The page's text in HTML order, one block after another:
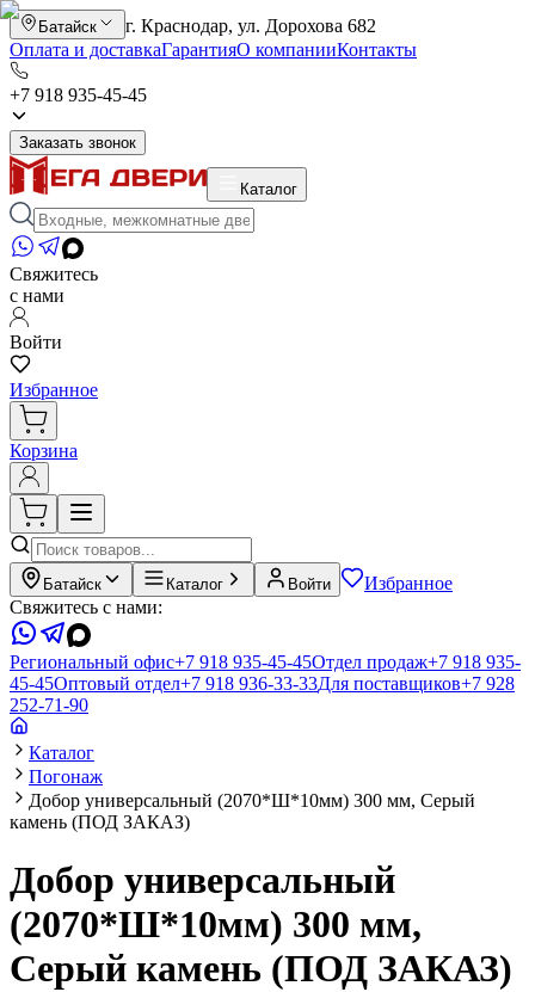
Батайск
г. Краснодар, ул. Дорохова 682
Оплата и доставкаГарантияО компанииКонтакты
+7 918 935-45-45
Заказать звонок
Каталог
Свяжитесь
с нами
Войти
Избранное
Корзина
Батайск Каталог Войти
Избранное
Свяжитесь с нами:
Региональный офис+7 918 935-45-45Отдел продаж+7 918 935-
45-45Оптовый отдел+7 918 936-33-33Для поставщиков+7 928
252-71-90
Каталог
Погонаж
Добор универсальный (2070*Ш*10мм) 300 мм, Серый
камень (ПОД ЗАКАЗ)
Добор универсальный
(2070*Ш*10мм) 300 мм,
Серый камень (ПОД ЗАКАЗ)